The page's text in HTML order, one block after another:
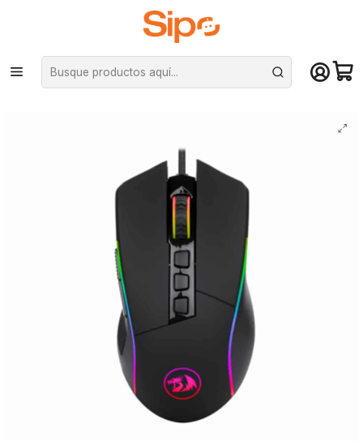
¡Compra hasta mediodía y recibe hoy! De lunes a sábado en el gran
Santiago. Envío gratis desde $29.990
Inicio Computación y Gamers Mouse
Mouse gamer Redragon Lonewolf RGB M721-PRO